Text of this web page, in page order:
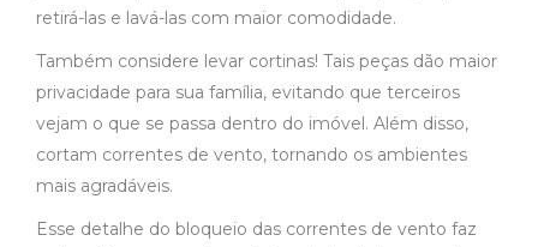
retirá-las e lavá-las com maior comodidade.
Também considere levar cortinas! Tais peças dão maior
privacidade para sua família, evitando que terceiros
vejam o que se passa dentro do imóvel. Além disso,
cortam correntes de vento, tornando os ambientes
mais agradáveis.
Esse detalhe do bloqueio das correntes de vento faz